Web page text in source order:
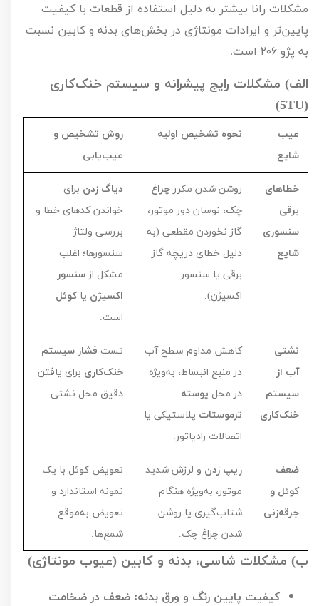
مشکلات رانا بیشتر به دلیل استفاده از قطعات با کیفیت
پایین‌تر و ایرادات مونتاژی در بخش‌های بدنه و کابین نسبت
به پژو ۲۰۶ است.
الف) مشکلات رایج پیشرانه و سیستم خنک‌کاری
(
TU
5
)
عیب
شایع
نحوه تشخیص اولیه
روش تشخیص و
عیب‌یابی
خطاهای
برقی
سنسوری
شایع
روشن شدن مکرر چراغ
چک، نوسان دور موتور،
گاز نخوردن مقطعی (به
دلیل خطای دریچه گاز
برقی یا سنسور
اکسیژن).
دیاگ زدن برای
خواندن کدهای خطا و
بررسی ولتاژ
سنسورها؛ اغلب
مشکل از سنسور
اکسیژن یاکوئل
است.
نشتی
آب از
سیستم
خنک‌کاری
کاهش مداوم سطح آب
در منبع انبساط، به‌ویژه
در محل پوسته
ترموستات پلاستیکی یا
اتصالات رادیاتور.
تست فشار سیستم
خنک‌کاری برای یافتن
دقیق محل نشتی.
ضعف
کوئل و
جرقه‌زنی
ریپ زدن و لرزش شدید
موتور، به‌ویژه هنگام
شتاب‌گیری یا روشن
شدن چراغ چک.
تعویض کوئل با یک
نمونه استاندارد و
تعویض به‌موقع
شمع‌ها.
ب) مشکلات شاسی، بدنه و کابین (عیوب مونتاژی)
کیفیت پایین رنگ و ورق بدنه: ضعف در ضخامت